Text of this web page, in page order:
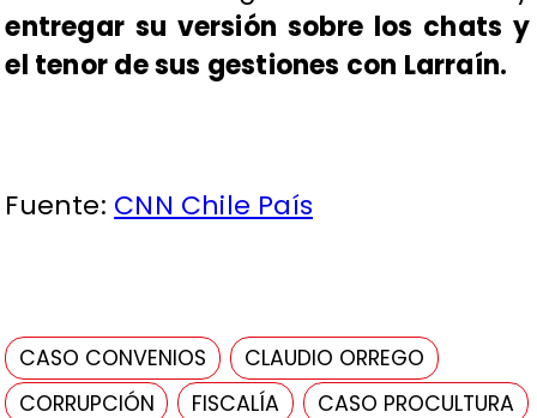
entregar su versión sobre los chats y
el tenor de sus gestiones con Larraín.
Fuente: CNN Chile País
CASO CONVENIOS
CLAUDIO ORREGO
CORRUPCIÓN
FISCALÍA
CASO PROCULTURA